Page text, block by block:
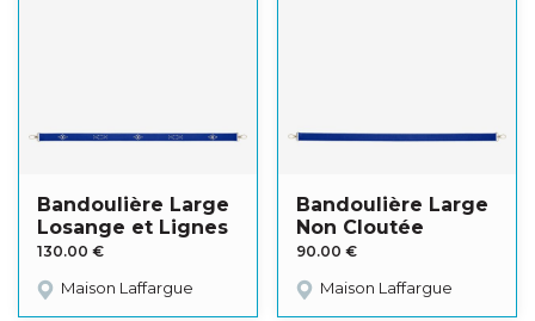
Bandoulière Large
Losange et Lignes
130.00 €
Maison Laffargue
Bandoulière Large
Non Cloutée
90.00€
Maison Laffargue